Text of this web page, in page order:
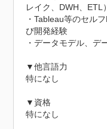
レイク、DWH、ETL
・Tableau等のセル
び開発経験
・データモデル、デ
▼他言語力
特になし
▼資格
特になし